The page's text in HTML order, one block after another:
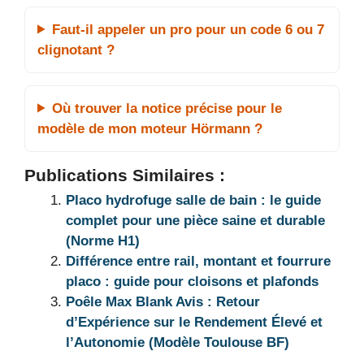
Faut-il appeler un pro pour un code 6 ou 7
clignotant ?
Où trouver la notice précise pour le
modèle de mon moteur Hörmann ?
Publications Similaires :
Placo hydrofuge salle de bain : le guide
complet pour une pièce saine et durable
(Norme H1)
Différence entre rail, montant et fourrure
placo : guide pour cloisons et plafonds
Poêle Max Blank Avis : Retour
d’Expérience sur le Rendement Élevé et
l’Autonomie (Modèle Toulouse BF)